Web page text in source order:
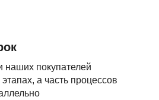
наших покупателей
а часть процессов